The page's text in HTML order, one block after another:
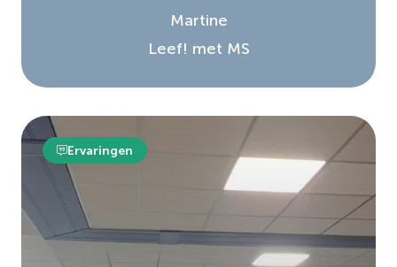
Martine
Leef! met MS
Ervaringen